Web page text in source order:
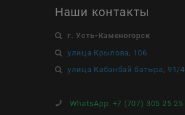
Наши контакты
г. Усть-Каменогорск
улица Крылова, 106
улица Кабанбай батыра, 91/4
WhatsApp: +7 (707) 305 25 25